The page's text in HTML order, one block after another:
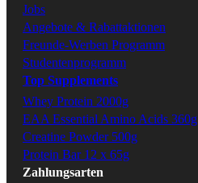
Jobs
Angebote & Rabattaktionen
Freunde-Werben Programm
Studentenprogramm
Top Supplements
Whey Protein 2000g
EAA Essential Amino Acids 360g
Creatine Powder 500g
Protein Bar 12 x 65g
Zahlungsarten